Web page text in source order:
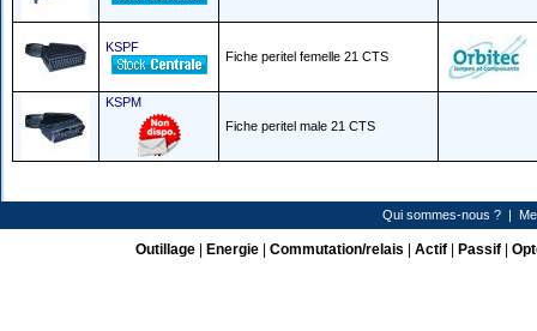
KSPF
Fiche peritel femelle 21 CTS
KSPM
Fiche peritel male 21 CTS
Qui sommes-nous ? |
Outillage| Energie| Commutation/relais Actif| Passif|